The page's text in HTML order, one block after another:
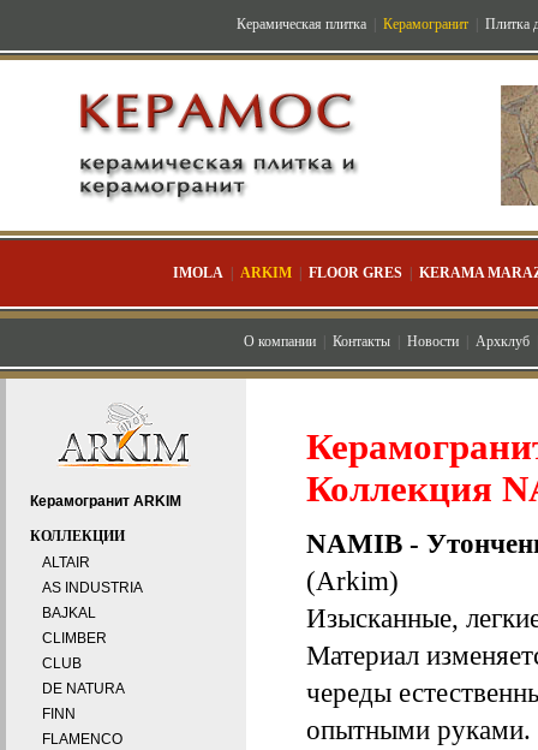
Керамическая плитка Керамогранит Плитка
IMOLA| ARKIM| FLOOR GRES| KERAMA
О компании| Контакты| Новости| Архклуб
Керамогранит ARKIM
КОЛЛЕКЦИИ
ALTAIR
AS INDUSTRIA
BAJKAL
CLIMBER
CLUB
DE NATURA
FINN
FLAMENCO
Коллекция
NAMIB -
(Arkim)
Изысканные,
Материал
череды
опытными руками.